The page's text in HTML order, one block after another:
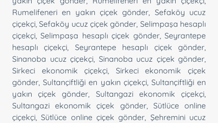
Rumelifeneri en yakın çiçek gönder
Sefaköy ucuz
çiçekçi ,Sefaköy ucuz çiçek gönder Selimpaşa hesaplı
çiçekçi ,Selimpaşa hesaplı çiçek gönder,Seyrantepe
hesaplı çiçekçi
Seyrantepe hesaplı çiçek gönder
Sinanoba ucuz çiçekçi Sinanoba ucuz çiçek gönder
Sirkeci ekonomik çiçekçi
Sirkeci ekonomik çiçek
gönder ,Sultançiftliği en yakın çiçekçi, Sultançiftliği en
yakın çiçek gönder
Sultangazi ekonomik çiçekçi
Sultangazi ekonomik çiçek gönder, Sütlüce online
çiçekçi ,Sütlüce online çiçek gönder Şehremini ucuz